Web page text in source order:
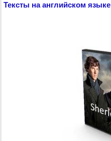
Тексты на английском языке